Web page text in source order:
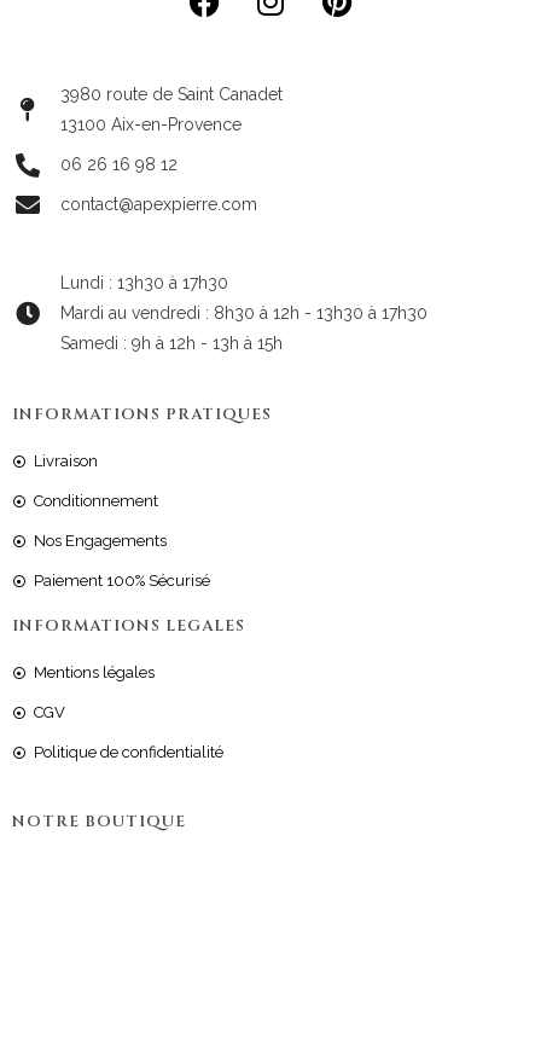
3980 route de Saint Canadet
13100 Aix-en-Provence
06 26 16 98 12
contact@apexpierre.com
Lundi : 13h30 à 17h30
Mardi au vendredi : 8h30 à 12h - 13h30 à 17h30
Samedi : 9h à 12h - 13h à 15h
INFORMATIONS PRATIQUES
Livraison
Conditionnement
Nos Engagements
Paiement 100% Sécurisé
INFORMATIONS LEGALES
Mentions légales
CGV
Politique de confidentialité
NOTRE BOUTIQUE